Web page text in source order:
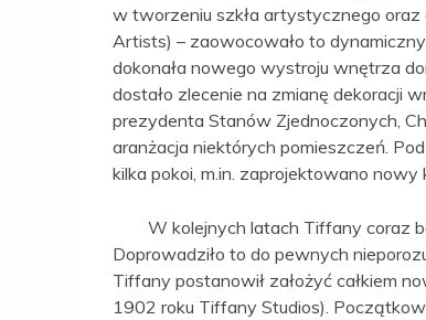
w tworzeniu szkła artystycznego
Artists) – zaowocowało to
dokonała nowego wystroju wnętrza
dostało zlecenie na zmianę dekoracji
prezydenta Stanów Zjednoczonych,
aranżacja niektórych pomieszczeń.
kilka pokoi, m.in. zaprojektowano
W kolejnych latach Tiffany coraz
Doprowadziło to do pewnych
Tiffany postanowił założyć całkiem
1902 roku Tiffany Studios).